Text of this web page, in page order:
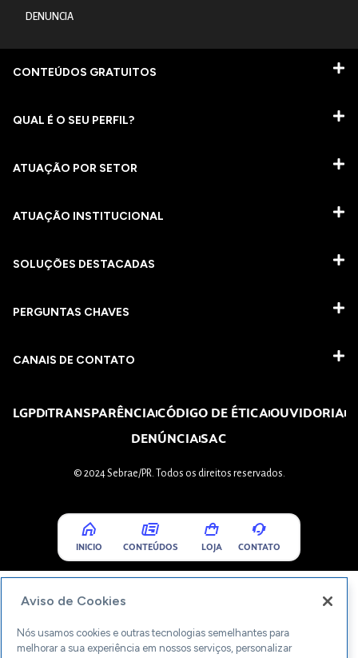
DENUNCIA
CONTEÚDOS GRATUITOS
QUAL É O SEU PERFIL?
ATUAÇÃO POR SETOR
ATUAÇÃO INSTITUCIONAL
SOLUÇÕES DESTACADAS
PERGUNTAS CHAVES​
CANAIS DE CONTATO
LGPDTRANSPARÊNCIACÓDIGO DE ÉTICAOUVIDORIA
DENÚNCIASAC
© 2024 Sebrae/PR. Todos os direitos reservados.
INICIO CONTEÚDOS LOJA CONTATO
Aviso de Cookies
Nós usamos cookies e outras tecnologias semelhantes para
melhorar a sua experiência em nossos serviços, personalizar